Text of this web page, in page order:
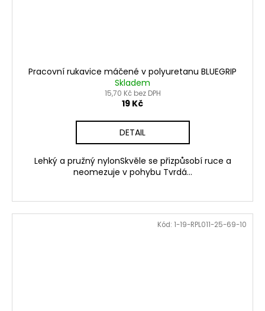
Pracovní rukavice máčené v polyuretanu BLUEGRIP
Skladem
15,70 Kč bez DPH
19 Kč
DETAIL
Lehký a pružný nylonSkvěle se přizpůsobí ruce a
neomezuje v pohybu Tvrdá...
Kód: 1-19-RPL011-25-69-10